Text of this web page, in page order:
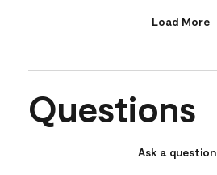
Load More
Questions
Ask a question